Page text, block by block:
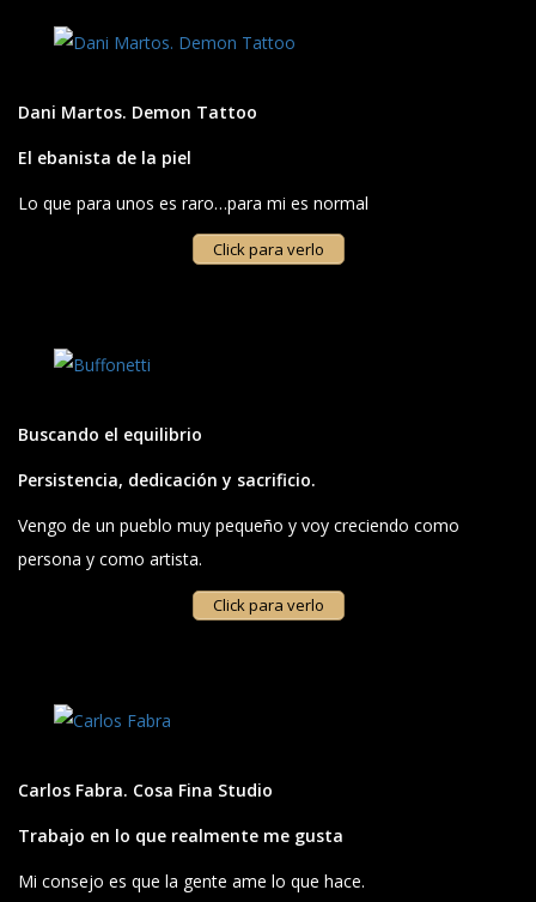
Dani Martos. Demon Tattoo
El ebanista de la piel
Lo que para unos es raro…para mi es normal
Click para verlo
Buscando el equilibrio
Persistencia, dedicación y sacrificio.
Vengo de un pueblo muy pequeño y voy creciendo como
persona y como artista.
Click para verlo
Carlos Fabra. Cosa Fina Studio
Trabajo en lo que realmente me gusta
Mi consejo es que la gente ame lo que hace.